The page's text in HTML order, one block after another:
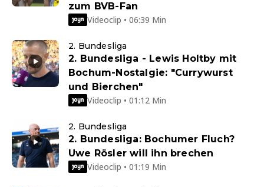
zum BVB-Fan
Videoclip • 06:39 Min
2. Bundesliga
2. Bundesliga - Lewis Holtby mit
Bochum-Nostalgie: "Currywurst
und Bierchen"
Videoclip • 01:12 Min
2. Bundesliga
2. Bundesliga: Bochumer Fluch?
Uwe Rösler will ihn brechen
Videoclip • 01:19 Min